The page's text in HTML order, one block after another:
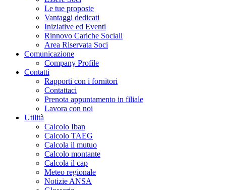
Le tue proposte
Vantaggi dedicati
Iniziative ed Eventi
Rinnovo Cariche Sociali
Area Riservata Soci
Comunicazione
Company Profile
Contatti
Rapporti con i fornitori
Contattaci
Prenota appuntamento in filiale
Lavora con noi
Utilità
Calcolo Iban
Calcolo TAEG
Calcola il mutuo
Calcolo montante
Calcola il cap
Meteo regionale
Notizie ANSA